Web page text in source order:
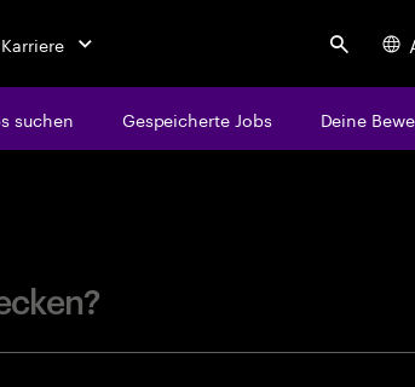
Karriere Search
suchen Gespeicherte Jobs Deine